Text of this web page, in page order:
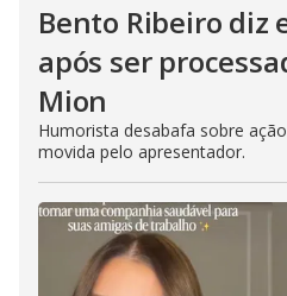
Bento Ribeiro diz
após ser
Mion
Humorista desabafa sobre
movida pelo apresentador.